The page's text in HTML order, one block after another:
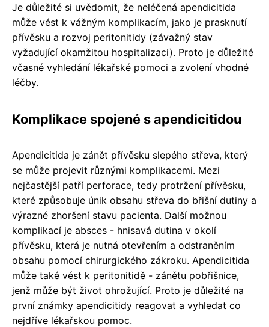
Je důležité si uvědomit, že neléčená apendicitida
může vést k vážným komplikacím, jako je prasknutí
přívěsku a rozvoj peritonitidy (závažný stav
vyžadující okamžitou hospitalizaci). Proto je důležité
včasné vyhledání lékařské pomoci a zvolení vhodné
léčby.
Komplikace spojené s apendicitidou
Apendicitida je zánět přívěsku slepého střeva, který
se může projevit různými komplikacemi. Mezi
nejčastější patří perforace, tedy protržení přívěsku,
které způsobuje únik obsahu střeva do břišní dutiny a
výrazné zhoršení stavu pacienta. Další možnou
komplikací je absces - hnisavá dutina v okolí
přívěsku, která je nutná otevřením a odstraněním
obsahu pomocí chirurgického zákroku. Apendicitida
může také vést k peritonitidě - zánětu pobřišnice,
jenž může být život ohrožující. Proto je důležité na
první známky apendicitidy reagovat a vyhledat co
nejdříve lékařskou pomoc.